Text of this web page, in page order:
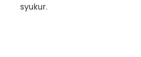
syukur.